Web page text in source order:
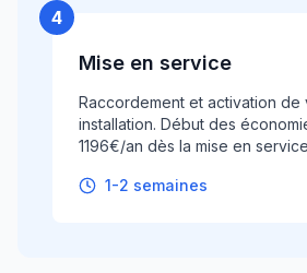
4
Mise en service
Raccordement et activation de
installation. Début des
1196€/an dès la mise en
1-2 semaines